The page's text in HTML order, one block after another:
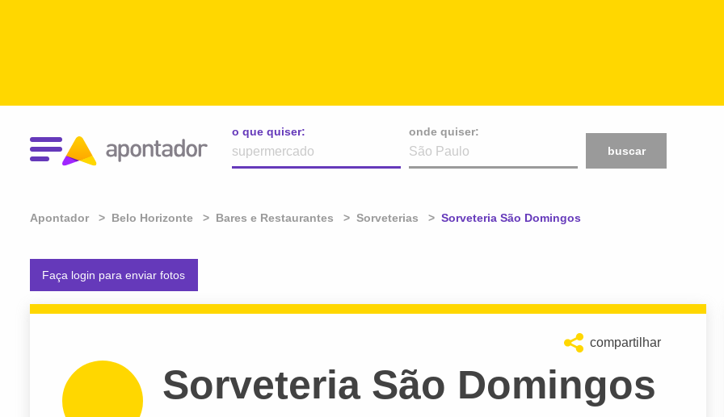
o que quiser:
onde quiser:
buscar
Apontador Belo Horizonte Bares e Restaurantes Sorveterias Atual:
Sorveteria São Domingos
Faça login para enviar fotos
compartilhar
Sorveteria São Domingos